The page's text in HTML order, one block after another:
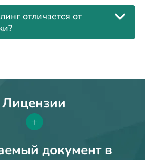
отличается от
Лицензии
+
документ в